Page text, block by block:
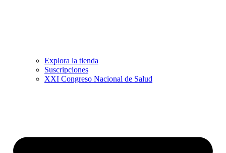
Explora la tienda
Suscripciones
XXI Congreso Nacional de Salud